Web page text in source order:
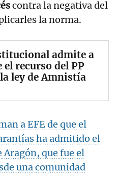
contra la negativa del
la norma.
admite a
recurso del PP
ley de Amnistía
a EFE de que el
ha admitido el
Aragón, que fue el
una comunidad